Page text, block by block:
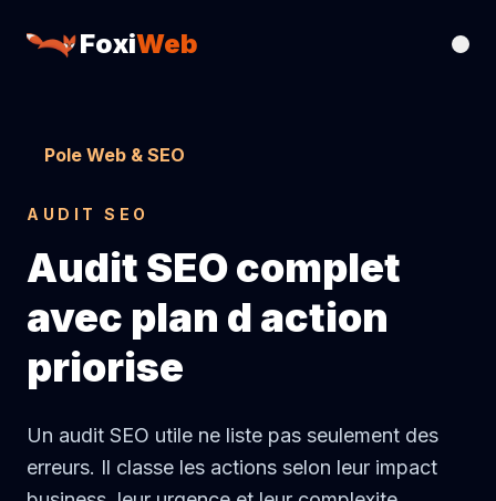
FoxiWeb
Pole Web & SEO
AUDIT SEO
Audit SEO complet
avec plan d action
priorise
Un audit SEO utile ne liste pas seulement des
erreurs. Il classe les actions selon leur impact